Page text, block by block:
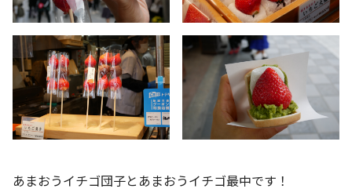
あまおうイチゴ団子とあまおうイチゴ最中です！